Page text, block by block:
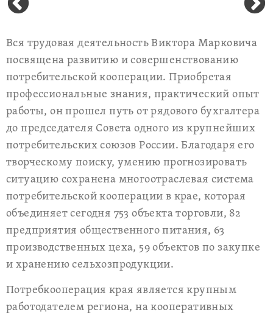
Вся трудовая деятельность Виктора Марковича
посвящена развитию и совершенствованию
потребительской кооперации. Приобретая
профессиональные знания, практический опыт
работы, он прошел путь от рядового бухгалтера
до председателя Совета одного из крупнейших
потребительских союзов России. Благодаря его
творческому поиску, умению прогнозировать
ситуацию сохранена многоотраслевая система
потребительской кооперации в крае, которая
объединяет сегодня 753 объекта торговли, 82
предприятия общественного питания, 63
производственных цеха, 59 объектов по закупке
и хранению сельхозпродукции.
Потребкооперация края является крупным
работодателем региона, на кооперативных